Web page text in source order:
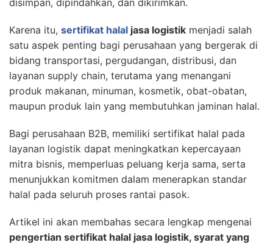
disimpan, dipindahkan, dan dikirimkan.
Karena itu, sertifikat halal jasa logistik menjadi salah
satu aspek penting bagi perusahaan yang bergerak di
bidang transportasi, pergudangan, distribusi, dan
layanan supply chain, terutama yang menangani
produk makanan, minuman, kosmetik, obat-obatan,
maupun produk lain yang membutuhkan jaminan halal.
Bagi perusahaan B2B, memiliki sertifikat halal pada
layanan logistik dapat meningkatkan kepercayaan
mitra bisnis, memperluas peluang kerja sama, serta
menunjukkan komitmen dalam menerapkan standar
halal pada seluruh proses rantai pasok.
Artikel ini akan membahas secara lengkap mengenai
pengertian sertifikat halal jasa logistik, syarat yang